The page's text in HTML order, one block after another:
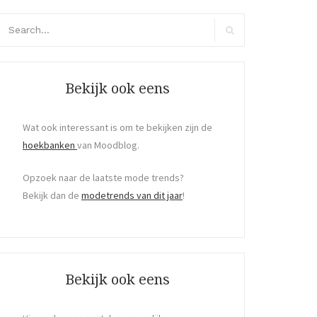
Bekijk ook eens
Wat ook interessant is om te bekijken zijn de
hoekbanken van Moodblog.
Opzoek naar de laatste mode trends?
Bekijk dan de modetrends van dit jaar!
Bekijk ook eens